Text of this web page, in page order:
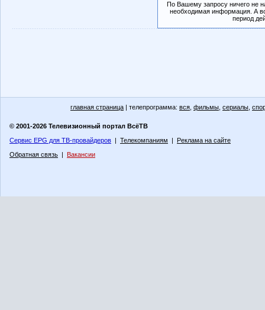
По Вашему запросу ничего не
необходимая информация. А
период
главная страница | телепрограмма: вся фильмы сериалы
© 2001-2026 Телевизионный портал ВсёТВ
Сервис EPG для ТВ-провайдеров | Телекомпаниям | Реклама на сайте
Обратная связь | Вакансии